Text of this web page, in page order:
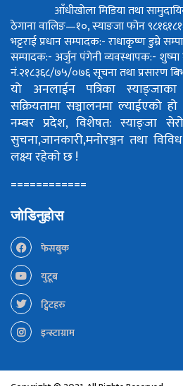
आँधीखोला मिडिया तथा
ठेगाना वालिङ—१०, स्याङजा फोन
भट्टराईप्रधान सम्पादक:- राधाकृष्ण डुम्रे
सम्पादक:- अर्जुन पंगेनीव्यवस्थापक:- शुष्मा
नं.२१८३६८/७५/०७६सूचना तथा प्रसारण
यो अनलाईन पत्रिका स्याङ्जाका
सक्रियतामा सञ्चालनमा ल्याईएको हो
नम्बर प्रदेश, विशेषत: स्याङ्जा
सुचना,जानकारी,मनोरञ्जन तथा विविध
लक्ष्य रहेको छ !
============
जोडिनुहोस
फेसबुक
युटूब
ट्विटहरु
इन्स्टाग्राम